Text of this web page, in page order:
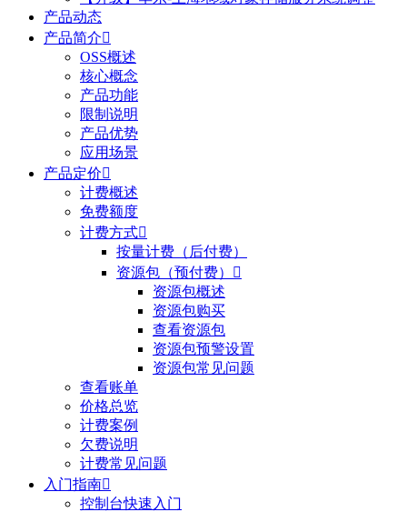
产品动态
产品简介
OSS概述
核心概念
产品功能
限制说明
产品优势
应用场景
产品定价
计费概述
免费额度
计费方式
按量计费（后付费）
资源包（预付费）

资源包概述
资源包购买
查看资源包
资源包预警设置
资源包常见问题
查看账单
价格总览
计费案例
欠费说明
计费常见问题
入门指南
控制台快速入门